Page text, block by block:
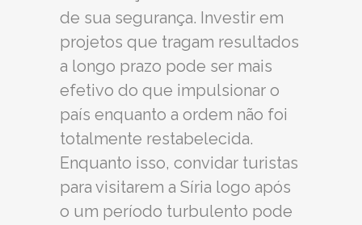
de sua segurança. Investir em
projetos que tragam resultados
a longo prazo pode ser mais
efetivo do que impulsionar o
país enquanto a ordem não foi
totalmente restabelecida.
Enquanto isso, convidar turistas
para visitarem a Síria logo após
o um período turbulento pode